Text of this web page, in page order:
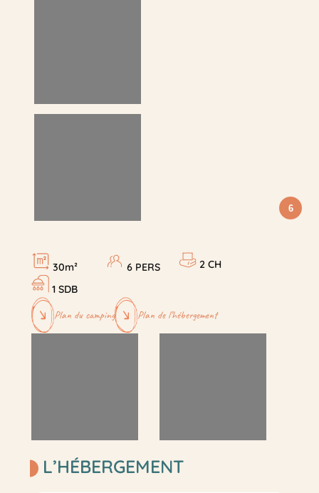
6
30m² 6 PERS
2 CH
1 SDB
Plan du camping Plan de l’hébergement
L’HÉBERGEMENT